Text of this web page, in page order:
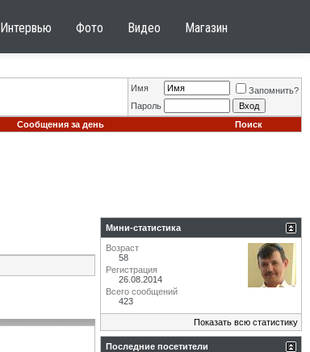
Интервью Фото Видео Магазин
Имя
Запомнить?
Пароль
Сообщения за день Поиск
Мини-статистика
Возраст
58
Регистрация
26.08.2014
Всего сообщений
423
Показать всю статистику
Последние посетители